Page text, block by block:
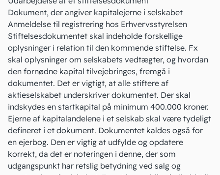
Dokument, der angiver kapitalejerne i selskabet
Anmeldelse til registrering hos Erhvervsstyrelsen
Stiftelsesdokumentet skal indeholde forskellige
oplysninger i relation til den kommende stiftelse. Fx
skal oplysninger om selskabets vedtægter, og hvordan
den fornødne kapital tilvejebringes, fremgå i
dokumentet. Det er vigtigt, at alle stiftere af
aktieselskabet underskriver dokumentet. Der skal
indskydes en startkapital på minimum 400.000 kroner.
Ejerne af kapitalandelene i et selskab skal være tydeligt
defineret i et dokument. Dokumentet kaldes også for
en ejerbog. Den er vigtig at udfylde og opdatere
korrekt, da det er noteringen i denne, der som
udgangspunkt har retslig betydning ved salg og